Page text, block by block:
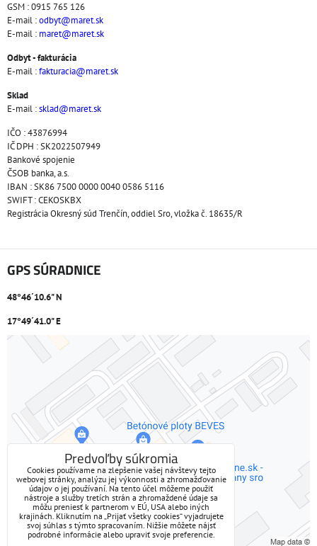
GSM : 0915 765 126
E-mail :odbyt@maret.sk
E-mail : maret@maret.sk
Odbyt - fakturácia
E-mail :fakturacia@maret.sk
Sklad
E-mail :sklad@maret.sk
IČO : 43876994
IČ DPH : SK2022507949
Bankové spojenie
ČSOB banka, a.s.
IBAN : SK86 7500 0000 0040 0586 5116
SWIFT : CEKOSKBX
Registrácia Okresný súd Trenčín, oddiel Sro, vložka č. 18635/R
GPS SÚRADNICE
48°46´10.6" N
17°49´41.0" E
Externý obsah je blokovaný Voľbami súkromia
Prajete si načítať externý obsah?
Povoliť tentokrát
Povoliť a zapamätať - súhlas s druhom cookie: Funkčné
Otvoriť obsah v novom okne
Predvoľby súkromia
Cookies používame na zlepšenie vašej návštevy tejto
webovej stránky, analýzu jej výkonnosti a zhromažďovanie
údajov o jej používaní. Na tento účel môžeme použiť
nástroje a služby tretích strán a zhromaždené údaje sa
môžu preniesť k partnerom v EÚ, USA alebo iných
krajinách. Kliknutím na „Prijať všetky cookies“ vyjadrujete
svoj súhlas s týmto spracovaním. Nižšie môžete nájsť
podrobné informácie alebo upraviť svoje preferencie.